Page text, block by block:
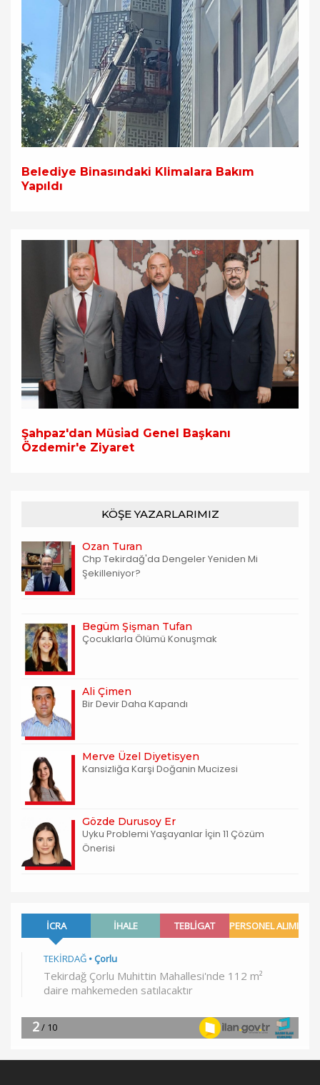
Belediye Binasındaki Klimalara Bakım
Yapıldı
Şahpaz'dan Müsi̇ad Genel Başkanı
Özdemir'e Ziyaret
KÖŞE YAZARLARIMIZ
Ozan Turan
Chp Tekirdağ'da Dengeler Yeniden Mi
Şekilleniyor?
Begüm Şişman Tufan
Çocuklarla Ölümü Konuşmak
Ali Çimen
Bir Devir Daha Kapandı
Merve Üzel Diyetisyen
Kansizliğa Karşi Doğanin Mucizesi
Gözde Durusoy Er
Uyku Problemi Yaşayanlar İçin 11 Çözüm
Önerisi